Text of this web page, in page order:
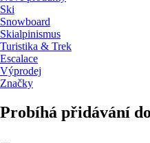
Ski
Snowboard
Skialpinismus
Turistika & Trek
Escalace
Výprodej
Značky
Probíhá přidávání